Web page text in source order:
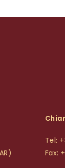
Tel:
Fax: